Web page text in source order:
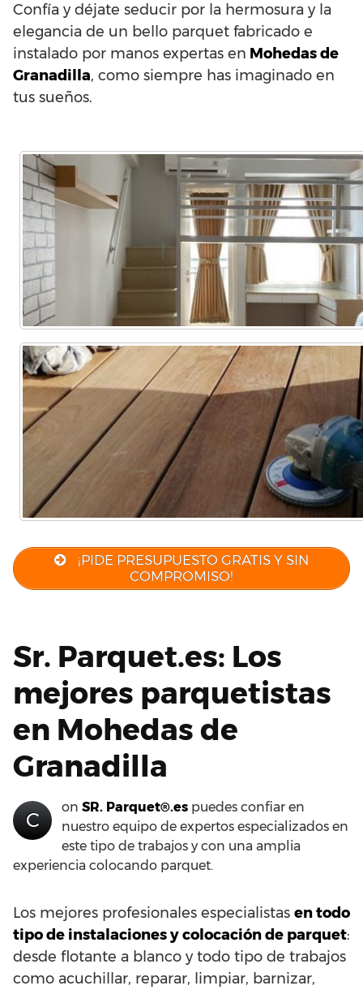
Confía y déjate seducir por la hermosura y la
elegancia de un bello parquet fabricado e
instalado por manos expertas en Mohedas de
Granadilla, como siempre has imaginado en
tus sueños.
¡PIDE PRESUPUESTO GRATIS Y SIN
COMPROMISO!
Sr. Parquet.es: Los
mejores parquetistas
en Mohedas de
Granadilla
C
on SR. Parquet®.es puedes confiar en
nuestro equipo de expertos especializados en
este tipo de trabajos y con una amplia
experiencia colocando parquet.
Los mejores profesionales especialistas en todo
tipo de instalaciones y colocación de parquet:
desde flotante a blanco y todo tipo de trabajos
como acuchillar, reparar, limpiar, barnizar,